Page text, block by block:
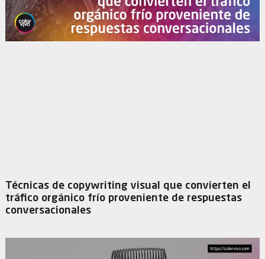
Técnicas de copywriting visual que convierten el
tráfico orgánico frío proveniente de respuestas
conversacionales